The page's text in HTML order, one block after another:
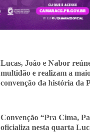
Lucas, João e Nabor
multidão e realizam a
convenção da história da
Convenção “Pra Cima,
oficializa nesta quarta